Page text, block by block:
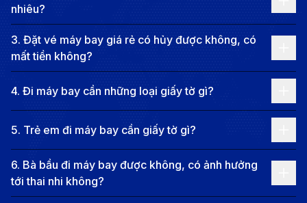
Các hãng hàng không khai thác vé máy
bay từ Côn Đảo đi New York
Hiện tại, không có chuyến bay thẳng từ Côn Đảo
(VCS) đến New York (JFK/LGA/EWR). Hành khách
cần nối chuyến tại TP.HCM hoặc các sân bay quốc tế
trước khi tiếp tục hành trình. Dưới đây là một số hãng
hàng không phổ biến trên tuyến bay này:
Vietnam Airlines
TP.HCM trước khi tiếp tục hành trình đến Mỹ.
nhiêu?
3. Đặt vé máy bay giá rẻ có hủy được không, có
mất tiền không?
4. Đi máy bay cần những loại giấy tờ gì?
5. Trẻ em đi máy bay cần giấy tờ gì?
6. Bà bầu đi máy bay được không, có ảnh hưởng
tới thai nhi không?